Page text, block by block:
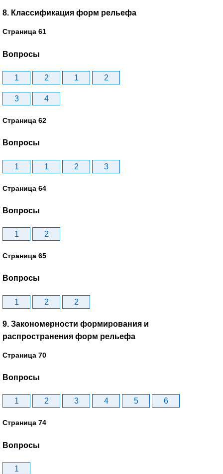
8. Классификация форм рельефа
Страница 61
Вопросы
1 2 1 2
3 4
Страница 62
Вопросы
1 1 2 3
Страница 64
Вопросы
1 2
Страница 65
Вопросы
1 2 2
9. Закономерности формирования и
распространения форм рельефа
Страница 70
Вопросы
1 2 3 4 5 6
Страница 74
Вопросы
1